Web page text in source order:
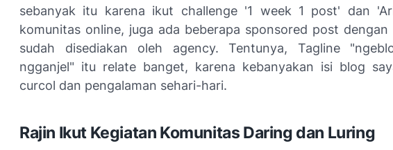
sebanyak itu karena ikut challenge'1 week 1 post' dan
komunitas online, juga ada beberapa sponsored post
sudah disediakan oleh agency. Tentunya, Tagline"
ngganjel" itu relate banget, karena kebanyakan isi blog
curcol dan pengalaman sehari-hari.
Rajin Ikut Kegiatan Komunitas Daring dan Luring